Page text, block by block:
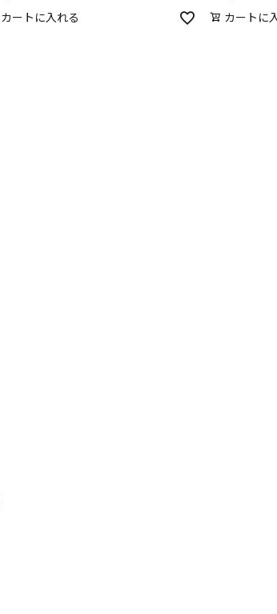
カートに入れる カートに